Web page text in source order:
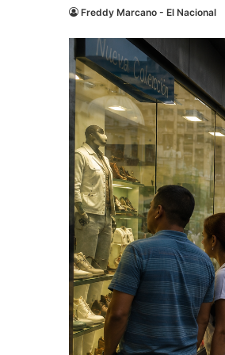
Freddy Marcano - El Nacional